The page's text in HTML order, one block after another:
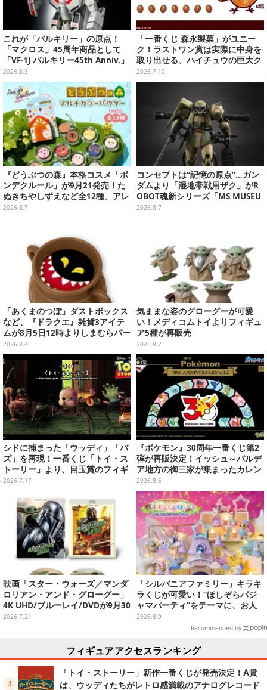
これが「バルキリー」の原点！
「マクロス」45周年商品として
「VF-1J バルキリー45th Anniv.」
が予約開始
2026.8.3
「一番くじ 森永製菓」がユニー
ク！ラストワン賞は実際に中身を
取り出せる、ハイチュウの巨大ク
ッション
2026.7.10
『どうぶつの森』本格コスメ「ポ
ンデクルール」が9月21発売！た
ぬきちやしずえなど全12種、アレ
ンジできるリアクションシールも
2026.8.7
コンセプトは“記憶の原点”…ガン
ダムより「湿地帯戦用ザク」がR
OBOT魂新シリーズ「MS MUSEU
M」で商品化！博物館イメージの
2026.8.7
「あくまのつぼ」ダストボックス
など、『ドラクエ』雑貨3アイテ
ムが8月5日12時よりしまむらパー
ク（オンラインストア）にて販
売！
2026.8.4
気ままな姿のグローグーが可愛
い！メディコムトイよりフィギュ
ア5種が再販売
2026.8.7
シドに捕まった「ウッディ」「バ
ズ」を再現！一番くじ「トイ・ス
トーリー」より、目玉賞のフィギ
ュアが先行公開
2026.7.17
『ポケモン』30周年一番くじ第2
弾が再販決定！イッシュ～パルデ
ア地方の御三家が集まったカレン
ダー、ぬいぐるみなど記念グッズ
盛りだくさん
2026.8.5
映画「スター・ウォーズ／マンダ
ロリアン・アンド・グローグー」
4K UHD/ブルーレイ/DVDが9月30
日発売！さらに数量限定でスチー
2026.7.21
「シルバニアファミリー」キラキ
ラくじが可愛い！“ほしぞらパジ
ャマパーティ”をテーマに、お人
形や建物がラインナップ
2026.8.9
Recommended by
フィギュアアクセスランキング
「トイ・ストーリー」新作一番くじが発売決定！A賞
は、ウッディたちがレトロ感満載のアナログレコード